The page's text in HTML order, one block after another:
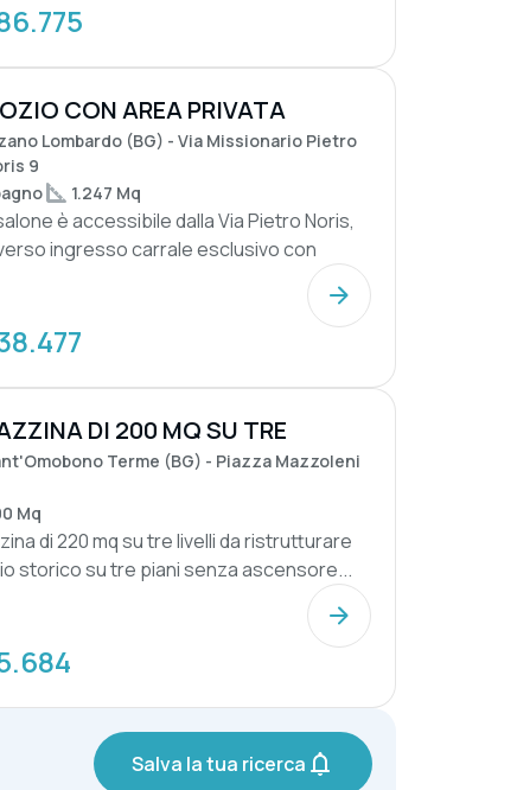
CON AREA PRIVATA
Lombardo (BG) - Via Missionario Pietro
9
1.247 Mq
è accessibile dalla Via Pietro Noris,
ingresso carrale esclusivo con
DI 200 MQ SU TRE
DA RI...Terme (BG) - Piazza Mazzoleni
Mq
di 220 mq su tre livelli da ristrutturare
storico su tre piani senza ascensore...
Salva la tua ricerca